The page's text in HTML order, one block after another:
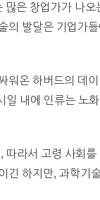
은 창업가가 나
발달은 기업가
온 하버드의 데
내에 인류는 노
라서 고령 사회
하지만, 과학기